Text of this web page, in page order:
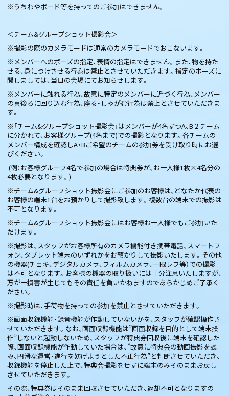
※うちわやボード等を持ってのご参加はできません。
＜チーム&グループショット撮影会＞
※撮影の際のカメラモードは通常のカメラモードでおこないます。
※メンバーへのポーズの指定、表情の指定はできません。また、物を持た
せる、身につけさせる行為は禁止とさせていただきます。指定のポーズに
関しましては、当日の会場にてお知らせします。
※メンバーに触れる行為、故意に特定のメンバーに近づく行為、メンバー
の真後ろに回り込む行為、座る・しゃがむ行為は禁止とさせていただきま
す。
※「チーム&グループショット撮影会」はメンバーが4名ずつA、B２チーム
に分かれて、お客様グループ(4名まで)での撮影となります。各チームの
メンバー構成を確認しA・Bご希望のチームの参加券を受け取り時にお選
びください。
(例：お客様グループ4名で参加の場合は特典券が、お一人様1枚×4名分の
4枚必要となります。)
※チーム&グループショット撮影会にご参加のお客様は、どなたか代表の
お客様の端末1台をお預かりして撮影致します。複数台の端末での撮影は
不可となります。
※チーム&グループショット撮影会にはお客様お一人様でもご参加いた
だけます。
※撮影は、スタッフがお客様所有のカメラ機能付き携帯電話、スマートフ
ォン、タブレット端末のいずれかをお預かりして撮影いたします。その他
の機器(チェキ、デジタルカメラ、フィルムカメラ、一眼レフ等）での撮影
は不可となります。お客様の機器の取り扱いには十分注意いたしますが、
万が一損害が生じてもその責任を負いかねますのであらかじめご了承く
ださい。
※撮影時は、手荷物を持っての参加を禁止とさせていただきます。
※画面収録機能・録音機能が作動していないかを、スタッフが確認操作さ
せていただきます。なお、画面収録機能は”画面収録を目的として端末操
作”しないと起動しないため、スタッフが特典券回収後に端末を確認した
際、画面収録機能が作動していた場合は、”故意に特典会の動画撮影を試
み、円滑な運営・進行を妨げようとした不正行為”と判断させていただき、
収録機能を停止した上で、特典会撮影をせずに端末のみそのままお戻し
させていただきます。
その際、特典券はそのまま回収させていただき、返却不可となりますの